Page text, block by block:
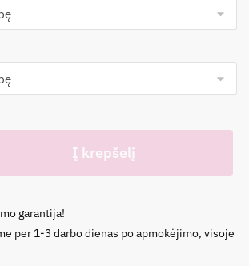
Į krepšelį
garantija!
per 1-3 darbo dienas po apmokėjimo, visoje